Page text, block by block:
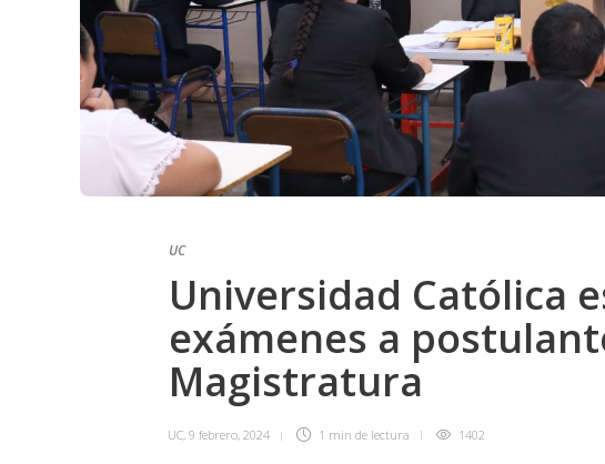
UC
Universidad Católica
exámenes a
Magistratura
UC, 9 febrero, 2024 1 min de lectura 1402